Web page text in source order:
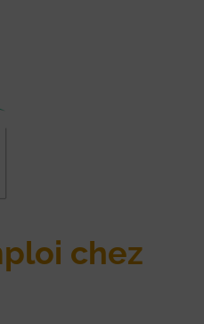
chez